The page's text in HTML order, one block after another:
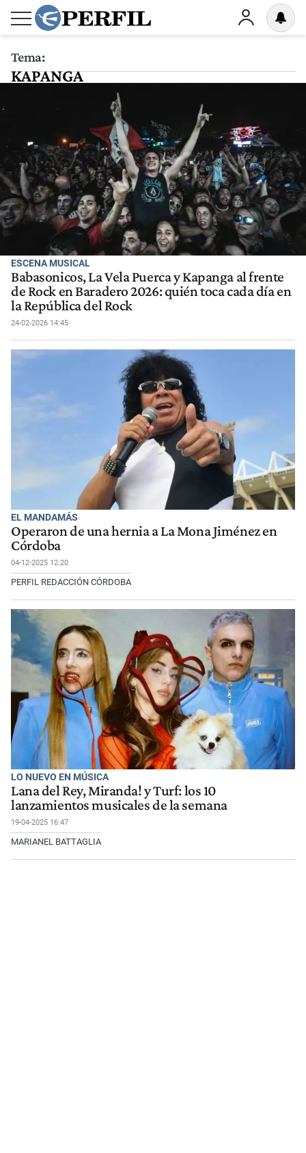
Tema:
KAPANGA
ESCENA MUSICAL
Babasonicos, La Vela Puerca y Kapanga al frente
de Rock en Baradero 2026: quién toca cada día en
la República del Rock
24-02-2026 14:45
EL MANDAMÁS
Operaron de una hernia a La Mona Jiménez en
Córdoba
04-12-2025 12:20
PERFIL REDACCIÓN CÓRDOBA
LO NUEVO EN MÚSICA
Lana del Rey, Miranda! y Turf: los 10
lanzamientos musicales de la semana
19-04-2025 16:47
MARIANEL BATTAGLIA